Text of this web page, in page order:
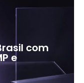
com
e